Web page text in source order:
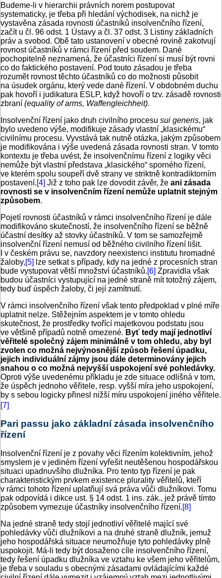
Budeme-li v hierarchii právních norem postupovat
systematicky, je třeba při hledání východisek, na nichž je
vystavěna zásada rovnosti účastníků insolvenčního řízení,
začít u čl. 96 odst. 1 Ústavy a čl. 37 odst. 3 Listiny základních
práv a svobod. Obě tato ustanovení v obecné rovině zakotvují
rovnost účastníků v rámci řízení před soudem. Dané
pochopitelně neznamená, že účastníci řízení si musí být rovni
co do faktického postavení. Pod touto zásadou je třeba
rozumět rovnost těchto účastníků co do možnosti působit
na úsudek orgánu, který vede dané řízení. V obdobném duchu
pak hovoří i judikatura ESLP, když hovoří o tzv. zásadě rovnosti
zbraní (equality of arms, Waffengleichheit).
Insolvenční řízení jako druh civilního procesu sui generis, jak
bylo uvedeno výše, modifikuje zásady vlastní „klasickému“
civilnímu procesu. Vyvstává tak nutně otázka, jakým způsobem
je modifikována i výše uvedená zásada rovnosti stran. V tomto
kontextu je třeba uvést, že insolvenčnímu řízení z logiky věci
nemůže být vlastní představa „klasického“ sporného řízení,
ve kterém spolu soupeří dvě strany ve striktně kontradiktorním
postavení.[4] Již z toho pak lze dovodit závěr, že ani zásada
rovnosti se v insolvenčním řízení nemůže uplatnit stejným
způsobem.
Pojetí rovnosti účastníků v rámci insolvenčního řízení je dále
modifikováno skutečností, že insolvenčního řízení se běžně
účastní desítky až stovky účastníků. V tom se samozřejmě
insolvenční řízení nemusí od běžného civilního řízení lišit.
I v českém právu se, navzdory neexistenci institutu hromadné
žaloby,[5] lze setkat s případy, kdy na jedné z procesních stran
bude vystupovat větší množství účastníků.[6] Zpravidla však
budou účastníci vystupující na jedné straně mít totožný zájem,
tedy buď úspěch žaloby, či její zamítnutí.
V rámci insolvenčního řízení však tento předpoklad v plné míře
uplatnit nelze. Stěžejním aspektem je v tomto ohledu
skutečnost, že prostředky tvořící majetkovou podstatu jsou
ve většině případů notně omezené. Byť tedy mají jednotliví
věřitelé společný zájem minimálně v tom ohledu, aby byl
zvolen co možná nejvýnosnější způsob řešení úpadku,
jejich individuální zájmy jsou dále determinovány jejich
snahou o co možná nejvyšší uspokojení své pohledávky.
Oproti výše uvedenému příkladu je zde situace odlišná v tom,
že úspěch jednoho věřitele, resp. vyšší míra jeho uspokojení,
by s sebou logicky přinesl nižší míru uspokojení jiného věřitele.
[7]
Pari passu jako základní zásada insolvenčního
řízení
Insolvenční řízení je z povahy věci řízením kolektivním, jehož
smyslem je v jediném řízení vyřešit neutěšenou hospodářskou
situaci upadnuvšího dlužníka. Pro tento typ řízení je pak
charakteristickým prvkem existence plurality věřitelů, kteří
v rámci tohoto řízení uplatňují svá práva vůči dlužníkovi. Tomu
pak odpovídá i dikce ust. § 14 odst. 1 ins. zák., jež právě tímto
způsobem vymezuje účastníky insolvenčního řízení.[8]
Na jedné straně tedy stojí jednotliví věřitelé mající své
pohledávky vůči dlužníkovi a na druhé straně dlužník, jemuž
jeho hospodářská situace neumožňuje tyto pohledávky plně
uspokojit. Má-li tedy být dosaženo cíle insolvenčního řízení,
tedy řešení úpadku dlužníka ve vztahu ke všem jeho věřitelům,
je třeba v souladu s obecnými zásadami ovládajícími každé